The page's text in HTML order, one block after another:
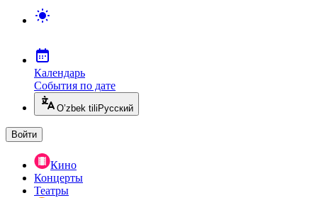
Календарь
События по дате
O’zbek tili Русский
Войти
Кино
Концерты
Театры